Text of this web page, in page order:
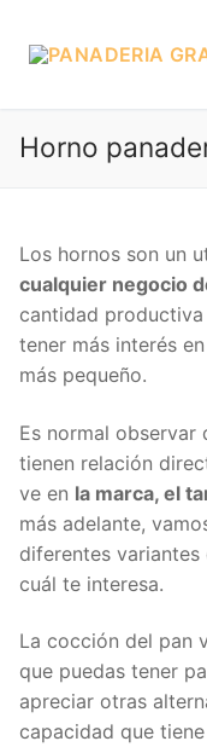
Horno
Los hornos son un
cualquier negocio
cantidad
tener más interés
más pequeño.
Es normal
tienen relación
ve en la marca, el
más adelante,
diferentes
cuál te interesa.
La cocción del pan
que puedas tener
apreciar otras
capacidad que